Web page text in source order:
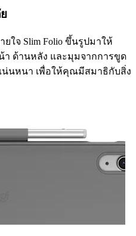
ใจ Slim Folio ขึ้นรูปมาให้
า ด้านหลัง และมุมจากการขูด
น่นหนา เพื่อให้คุณมีสมาธิกับสิ่ง